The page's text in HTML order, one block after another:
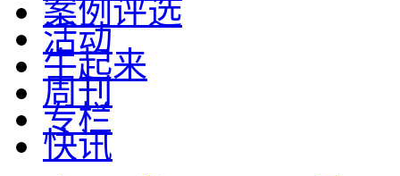
案例评选
活动
牛起来
周刊
专栏
快讯